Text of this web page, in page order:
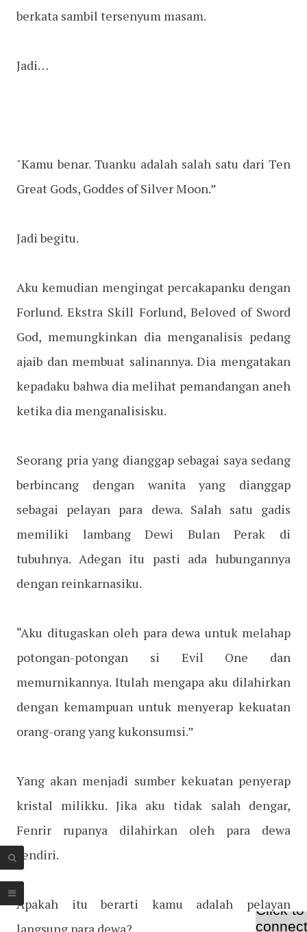
berkata sambil tersenyum masam.
Jadi…
"Kamu benar. Tuanku adalah salah satu dari Ten
Great Gods, Goddes of Silver Moon.”
Jadi begitu.
Aku kemudian mengingat percakapanku dengan
Forlund. Ekstra Skill Forlund, Beloved of Sword
God, memungkinkan dia menganalisis pedang
ajaib dan membuat salinannya. Dia mengatakan
kepadaku bahwa dia melihat pemandangan aneh
ketika dia menganalisisku.
Seorang pria yang dianggap sebagai saya sedang
berbincang dengan wanita yang dianggap
sebagai pelayan para dewa. Salah satu gadis
memiliki lambang Dewi Bulan Perak di
tubuhnya. Adegan itu pasti ada hubungannya
dengan reinkarnasiku.
“Aku ditugaskan oleh para dewa untuk melahap
potongan-potongan si Evil One dan
memurnikannya. Itulah mengapa aku dilahirkan
dengan kemampuan untuk menyerap kekuatan
orang-orang yang kukonsumsi.”
Yang akan menjadi sumber kekuatan penyerap
kristal milikku. Jika aku tidak salah dengar,
Fenrir rupanya dilahirkan oleh para dewa
sendiri.
Apakah itu berarti kamu adalah pelayan
langsung para dewa?